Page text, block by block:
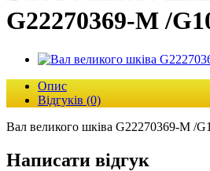
G22270369-M /
Опис
Відгуків (0)
Вал великого шківа G22270369-M /
Написати відгук